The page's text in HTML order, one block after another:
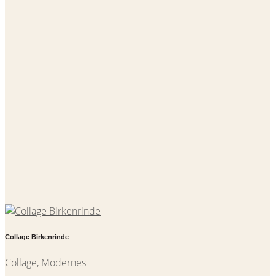
Collage Birkenrinde
Collage, Modernes